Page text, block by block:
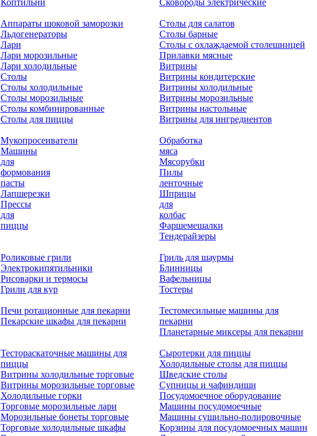
Коптильни
Сковороды электрические
Аппараты шоковой заморозки
Льдогенераторы
Лари
Лари морозильные
Лари холодильные
Столы
Столы холодильные
Столы морозильные
Столы комбинированные
Столы для пиццы
Столы для салатов
Столы барные
Столы с охлаждаемой столешницей
Прилавки мясные
Витрины
Витрины кондитерские
Витрины холодильные
Витрины морозильные
Витрины настольные
Витрины для ингредиентов
Мукопросеиватели
Машины
для
формования
пасты
Лапшерезки
Прессы
для
пиццы
Обработка
мяса
Мясорубки
Пилы
ленточные
Шприцы
для
колбас
Фаршемешалки
Тендерайзеры
Роликовые грили
Электрокипятильники
Рисоварки и термосы
Грили для кур
Гриль для шаурмы
Блинницы
Вафельницы
Тостеры
Печи ротационные для пекарни
Пекарские шкафы для пекарни
Тестомесильные машины для
пекарни
Планетарные миксеры для пекарни
Тестораскаточные машины для
пиццы
Сыротерки для пиццы
Холодильные столы для пиццы
Витрины холодильные торговые
Витрины морозильные торговые
Холодильные горки
Торговые морозильные лари
Морозильные бонеты торговые
Торговые холодильные шкафы
Шведские столы
Супницы и чафиндиши
Посудомоечное оборудование
Машины посудомоечные
Машины сушильно-полировочные
Корзины для посудомоечных машин